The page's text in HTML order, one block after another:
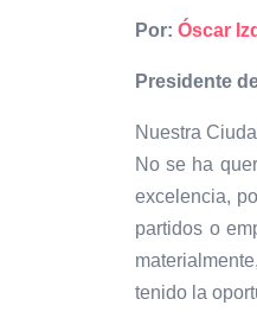
Por: Óscar
Presidente
Nuestra
No se ha
excelencia,
partidos o
tenido la